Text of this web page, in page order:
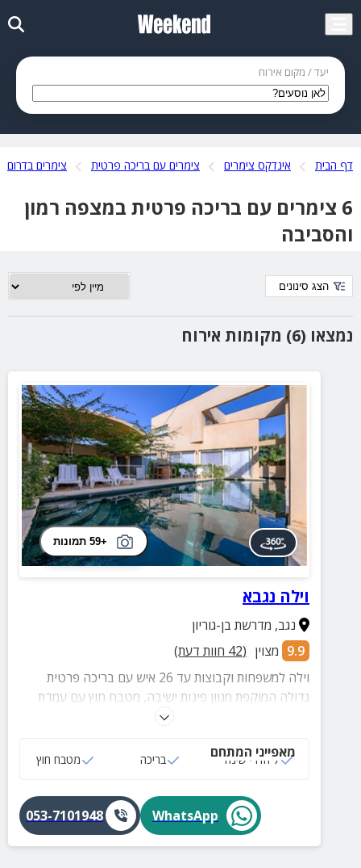
יעד / מקום אירוח
דף הבית אינדקס צימרים צימרים עם בריכה פרטית צימרים בדרום
6 צימרים עם בריכה פרטית במצפה רמון
והסביבה
נמצאו (6) מקומות אירוח
הצג סינונים
+59 תמונות
וילה נגבא
נגב, מדרשת בן-גוריון
9.9 מצוין (
42 חוות דעת)
וילה למשפחות וקבוצות עד 26 איש עם בריכה פרטית
גדולה המוקפת מגוון פינות ישיבה, מטבח חוץ עם עמדת
מאפייני המתחם
7 חדרי שינה בריכה מטבח חוץ
WhatsApp
053-7101948